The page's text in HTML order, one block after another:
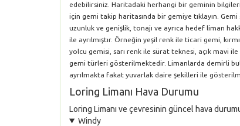
edebilirsiniz. Haritadaki herhangi bir geminin
için gemi takip haritasında bir gemiye tıklayın.
uzunluk ve genişlik, tonajı ve ayrıca hedef liman
ile ayrılmıştır. Örneğin yeşil renk ile ticari gemi,
yolcu gemisi, sarı renk ile sürat teknesi, açık mavi
gemi türleri gösterilmektedir. Limanlarda demirli
ayrılmakta fakat yuvarlak daire şekilleri ile
Loring Limanı Hava Durumu
Loring Limanı ve çevresinin güncel hava
Windy